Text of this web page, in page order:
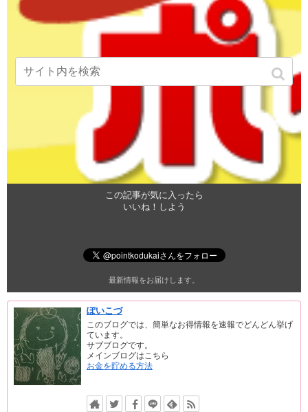
この記事が気に入ったら
いいね！しよう
最新情報をお届けします。
ぽいこづ
このブログでは、簡単なお得情報を速報でどんどん挙げ
ています。
サブブログです。
メインブログはこちら
お金を貯める方法